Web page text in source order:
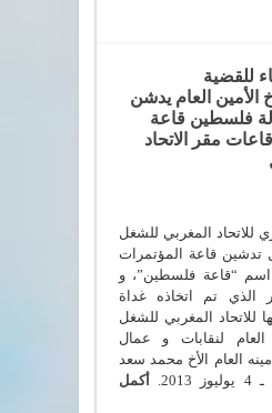
للقضية
الأمين العام يدشن
فلسطين قاعة
مقر الاتحاد
للاتحاد المغربي للشغل
تدشين قاعة المؤتمرات
اسم “قاعة فلسطين”، و
الذي تم اتخاذه غداة
للاتحاد المغربي للشغل
لنقابات و عمال
العام الأخ محمد سعد
أكمل